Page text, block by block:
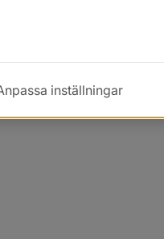
inställningar